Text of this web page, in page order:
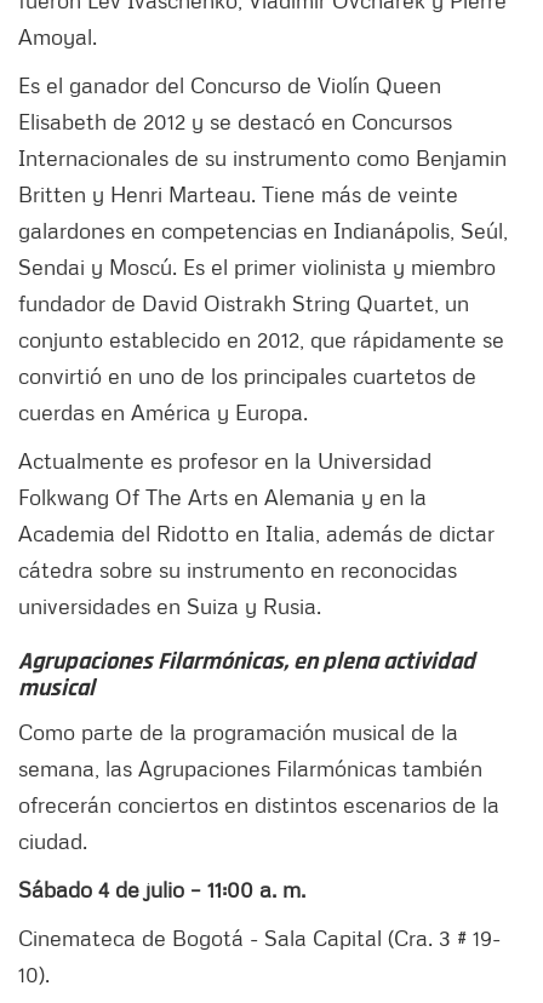
Amoyal.
Es el ganador del Concurso de Violín Queen
Elisabeth de 2012 y se destacó en Concursos
Internacionales de su instrumento como Benjamin
Britten y Henri Marteau. Tiene más de veinte
galardones en competencias en Indianápolis, Seúl,
Sendai y Moscú. Es el primer violinista y miembro
fundador de David Oistrakh String Quartet, un
conjunto establecido en 2012, que rápidamente se
convirtió en uno de los principales cuartetos de
cuerdas en América y Europa.
Actualmente es profesor en la Universidad
Folkwang Of The Arts en Alemania y en la
Academia del Ridotto en Italia, además de dictar
cátedra sobre su instrumento en reconocidas
universidades en Suiza y Rusia.
Agrupaciones Filarmónicas, en plena actividad
musical
Como parte de la programación musical de la
semana, las Agrupaciones Filarmónicas también
ofrecerán conciertos en distintos escenarios de la
ciudad.
Sábado 4 de julio – 11:00 a. m.
Cinemateca de Bogotá - Sala Capital (Cra. 3 # 19-
10).